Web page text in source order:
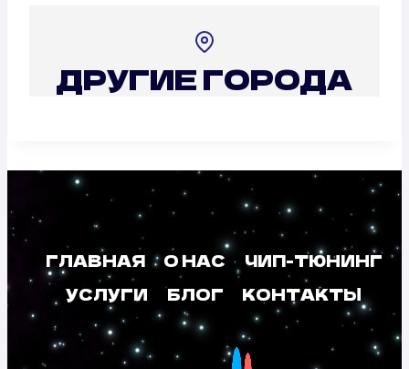
ДРУГИЕ ГОРОДА
ГЛАВНАЯ О НАС
ЧИП-ТЮНИНГ
УСЛУГИ
БЛОГ КОНТАКТЫ